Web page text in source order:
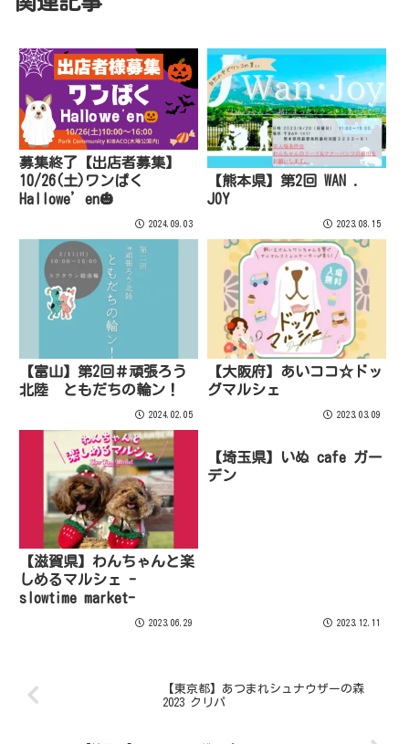
募集終了【出店者募集】
10/26(土)ワンぱく
Hallowe’en🎃
2024.09.03
【熊本県】第2回 WAN .
JOY
2023.08.15
【富山】第2回＃頑張ろう
北陸 ともだちの輪ン！
2024.02.05
【大阪府】あいココ☆ドッ
グマルシェ
2023.03.09
【滋賀県】わんちゃんと楽
しめるマルシェ -
slowtime market-
2023.06.29
【埼玉県】いぬ cafe ガー
デン
2023.12.11
【東京都】あつまれシュナウザーの森
2023 クリパ